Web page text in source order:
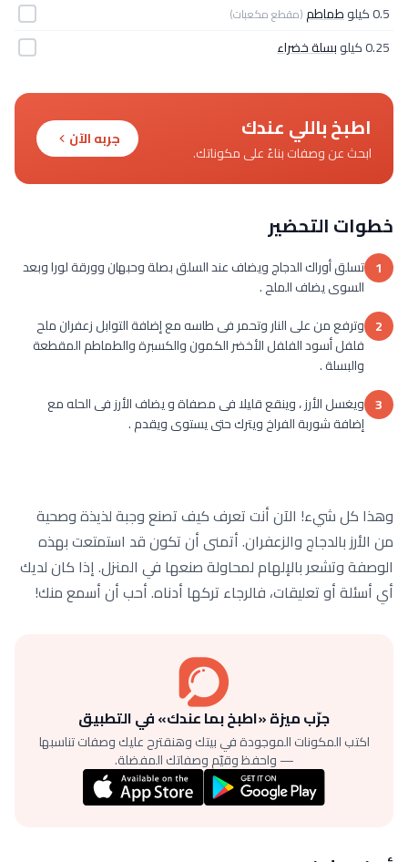
0.5 كيلو
طماطم(مقطع مكعبات)
0.25 كيلو بسلة خضراء
اطبخ باللي عندك
ابحث عن وصفات بناءً على مكوناتك.
جربه الآن
خطوات التحضير
1 تسلق أوراك الدجاج ويضاف عند السلق بصلة وحبهان وورقة لورا وبعد
السوى يضاف الملح .
2 وترفع من على النار وتحمر فى طاسه مع إضافة التوابل زعفران ملح
فلفل أسود الفلفل الأخضر الكمون والكسبرة والطماطم المقطعة
والبسلة .
3 ويغسل الأرز ، وينقع قليلا فى مصفاة و يضاف الأرز فى الحله مع
إضافة شوربة الفراخ ويترك حتى يستوى ويقدم .
وهذا كل شيء! الآن أنت تعرف كيف تصنع وجبة لذيذة وصحية
من الأرز بالدجاج والزعفران. أتمنى أن تكون قد استمتعت بهذه
الوصفة وتشعر بالإلهام لمحاولة صنعها في المنزل. إذا كان لديك
أي أسئلة أو تعليقات، فالرجاء تركها أدناه. أحب أن أسمع منك!
جرّب ميزة «اطبخ بما عندك» في التطبيق
اكتب المكونات الموجودة في بيتك وهنقترح عليك وصفات تناسبها
— واحفظ وقيّم وصفاتك المفضلة.